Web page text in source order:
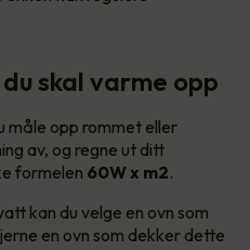
skal varme opp
måle opp rommet eller
av, og regne ut ditt
formelen 60W x m2.
kan du velge en ovn som
en ovn som dekker dette